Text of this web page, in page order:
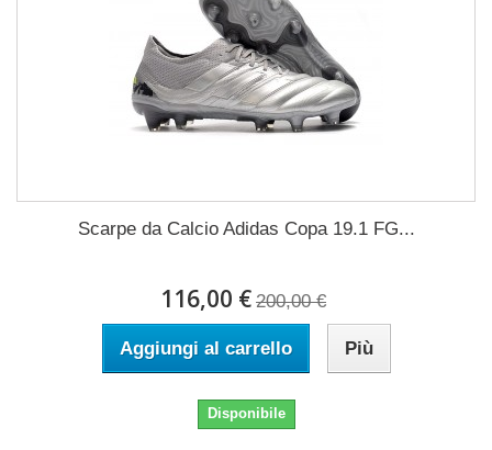
Scarpe da Calcio Adidas Copa 19.1 FG...
116,00 € 200,00 €
Aggiungi al carrello Più
Disponibile